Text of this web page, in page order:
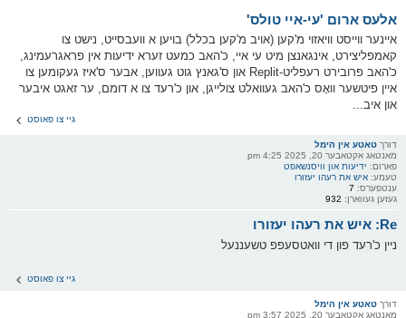
אלעס ארום 'עי-איי טולס'
איינער ווייסט וויאזוי מ'קען (אויב מ'קען בכלל) בויען א וועבסייט, נישט צו
קאמפליצירט, אינגאנצן מיט עי איי, כ'האב כמעט זערא ידיעות אין פראגרעמינג,
כ'האב פרובירט רעפליט-Replit און ס'גאנץ גוט געווען, אבער ס'איז געקומען צו
איין פיטשער וואָס כ'האב געוואלט צולייגן, און כ'רעד צו א דומם, ער זאגט איבער
און איב...
גיי צו פאוסט
דורך טאטע אין הימל
מאנטאג אקטאבער 20, 2025 4:25 pm
פארום: ידיעות און וויסנשאפט
טעמע: איש את רעהו יעזורו
ענטפערס: 7
געזען געווארן: 932
Re: איש את רעהו יעזורו
ניין כ'רעד פון די וואטסעפפ טשעננעל
גיי צו פאוסט
דורך טאטע אין הימל
מאנטאג אקטאבער 20, 2025 3:57 pm